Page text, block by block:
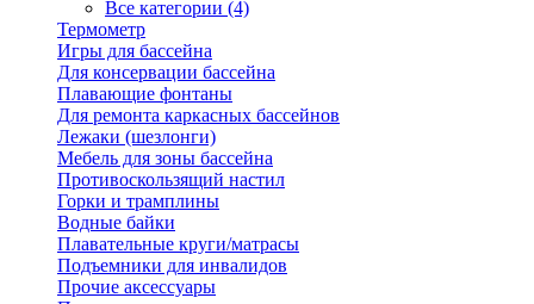
Все категории (4)
Термометр
Игры для бассейна
Для консервации бассейна
Плавающие фонтаны
Для ремонта каркасных бассейнов
Лежаки (шезлонги)
Мебель для зоны бассейна
Противоскользящий настил
Горки и трамплины
Водные байки
Плавательные круги/матрасы
Подъемники для инвалидов
Прочие аксессуары